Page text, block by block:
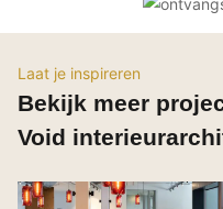
Laat je inspireren
Bekijk meer
Void